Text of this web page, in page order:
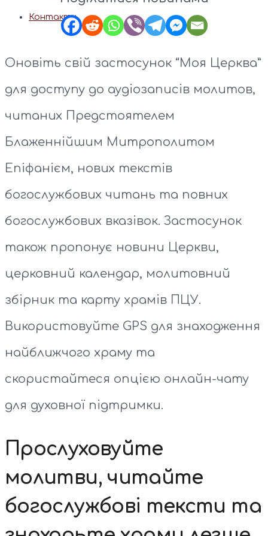
Контакти
Оновіть свій застосунок “Моя Церква”
для доступу до аудіозаписів молитов,
читаних Предстоятелем
Блаженнійшим Митрополитом
Епіфанієм, нових текстів
богослужбових читань та повних
богослужбових вказівок. Застосунок
також пропонує новини Церкви,
церковний календар, молитовний
збірник та карту храмів ПЦУ.
Використовуйте GPS для знаходження
найближчого храму та
скористайтеся опцією онлайн-чату
для духовної підтримки.
Прослуховуйте
молитви, читайте
богослужбові тексти та